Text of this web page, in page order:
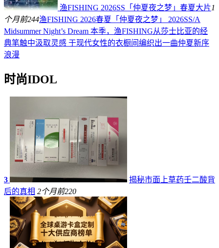
渔FISHING 2026SS「仲夏夜之梦」春夏大片1
个月前244渔FISHING 2026春夏「仲夏夜之梦」 2026SS/A
Midsummer Night’s Dream 本季，渔FISHING从莎士比亚的经
典笔触中汲取灵感 于现代女性的衣橱间编织出一曲仲夏新序
浪漫
时尚IDOL
3
揭秘市面上草药壬二酸背
后的真相 2个月前220